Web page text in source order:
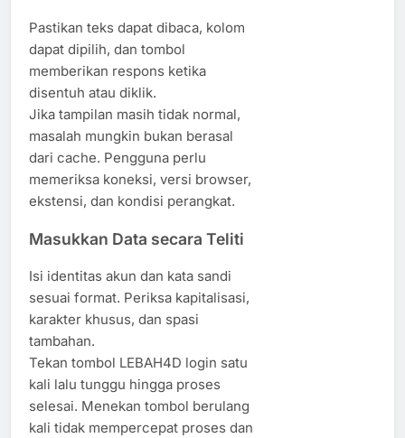
Pastikan teks dapat dibaca, kolom
dapat dipilih, dan tombol
memberikan respons ketika
disentuh atau diklik.
Jika tampilan masih tidak normal,
masalah mungkin bukan berasal
dari cache. Pengguna perlu
memeriksa koneksi, versi browser,
ekstensi, dan kondisi perangkat.
Masukkan Data secara Teliti
Isi identitas akun dan kata sandi
sesuai format. Periksa kapitalisasi,
karakter khusus, dan spasi
tambahan.
Tekan tombol LEBAH4D login satu
kali lalu tunggu hingga proses
selesai. Menekan tombol berulang
kali tidak mempercepat proses dan